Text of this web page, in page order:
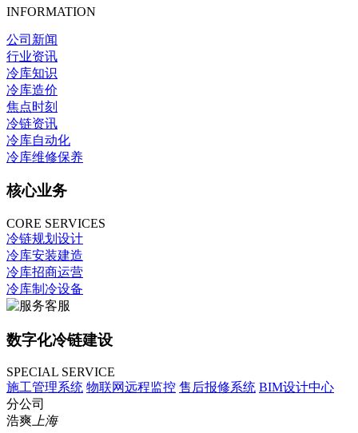
INFORMATION
公司新闻
行业资讯
冷库知识
冷库造价
焦点时刻
冷链资讯
冷库自动化
冷库维修保养
核心业务
CORE SERVICES
冷链规划设计
冷库安装建造
冷库招商运营
冷库制冷设备
数字化冷链建设
SPECIAL SERVICE
施工管理系统 物联网远程监控 售后报修系统 BIM设计中心
分公司
浩爽上海